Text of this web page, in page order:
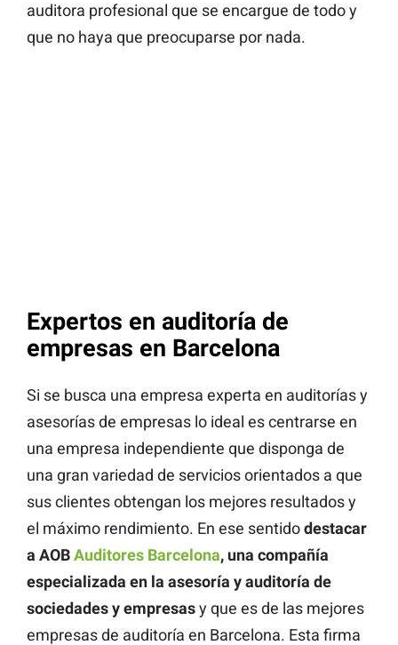
auditora profesional que se encargue de todo y
que no haya que preocuparse por nada.
Expertos en auditoría de
empresas en Barcelona
Si se busca una empresa experta en auditorías y
asesorías de empresas lo ideal es centrarse en
una empresa independiente que disponga de
una gran variedad de servicios orientados a que
sus clientes obtengan los mejores resultados y
el máximo rendimiento. En ese sentidodestacar
a AOBAuditores Barcelona, una compañía
especializada en la asesoría y auditoría de
sociedades y empresasy que es de las mejores
empresas de auditoría en Barcelona. Esta firma